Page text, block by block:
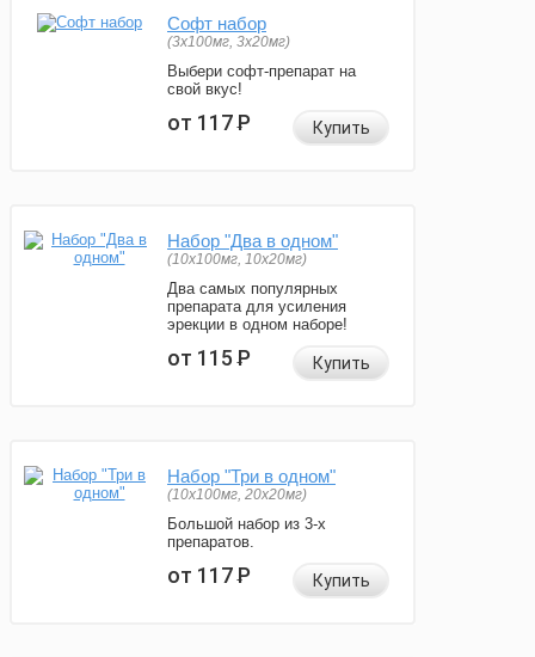
Софт набор
(3x100мг, 3x20мг)
Выбери софт-препарат на
свой вкус!
от 117Р Купить
Набор "Два в одном"
(10x100мг, 10x20мг)
Два самых популярных
препарата для усиления
эрекции в одном наборе!
от 115Р Купить
Набор "Три в одном"
(10x100мг, 20x20мг)
Большой набор из 3-х
препаратов.
от 117Р Купить